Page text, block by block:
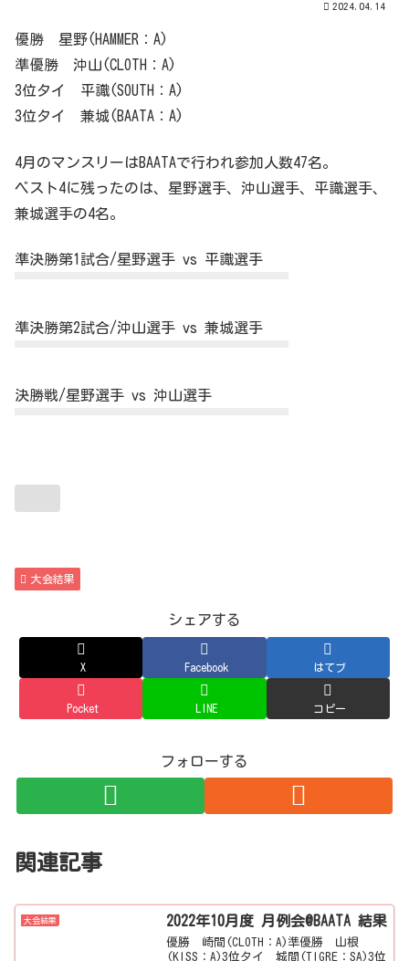
2024.04.14
優勝 星野(HAMMER：A)
準優勝 沖山(CLOTH：A)
3位タイ 平識(SOUTH：A)
3位タイ 兼城(BAATA：A)
4月のマンスリーはBAATAで行われ参加人数47名。
ベスト4に残ったのは、星野選手、沖山選手、平識選手、
兼城選手の4名。
準決勝第1試合/星野選手 vs 平識選手
準決勝第2試合/沖山選手 vs 兼城選手
決勝戦/星野選手 vs 沖山選手
大会結果
シェアする
X Facebook はてブ
Pocket LINE コピー
フォローする
関連記事
大会結果 2022年10月度 月例会@BAATA 結果
優勝 崎間(CLOTH：A)準優勝 山根
(KISS：A)3位タイ 城間(TIGRE：SA)3位